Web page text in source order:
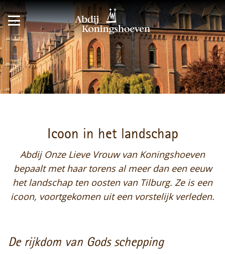
Icoon in het landschap
Abdij Onze Lieve Vrouw van Koningshoeven
bepaalt met haar torens al meer dan een eeuw
het landschap ten oosten van Tilburg. Ze is een
icoon, voortgekomen uit een vorstelijk verleden.
De rijkdom van Gods schepping